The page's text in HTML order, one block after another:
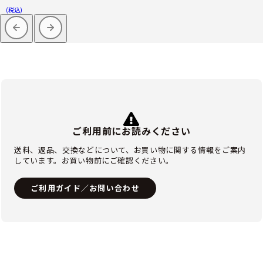
(税込)
ご利用前にお読みください
送料、返品、交換などについて、お買い物に関する情報をご案内
しています。お買い物前にご確認ください。
ご利用ガイド／お問い合わせ